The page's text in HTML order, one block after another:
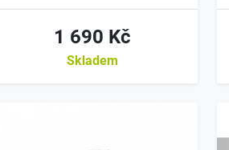
1 690 Kč
Skladem